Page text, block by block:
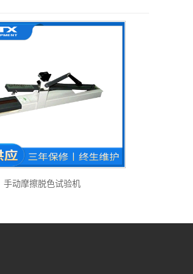
手动摩擦脱色试验机